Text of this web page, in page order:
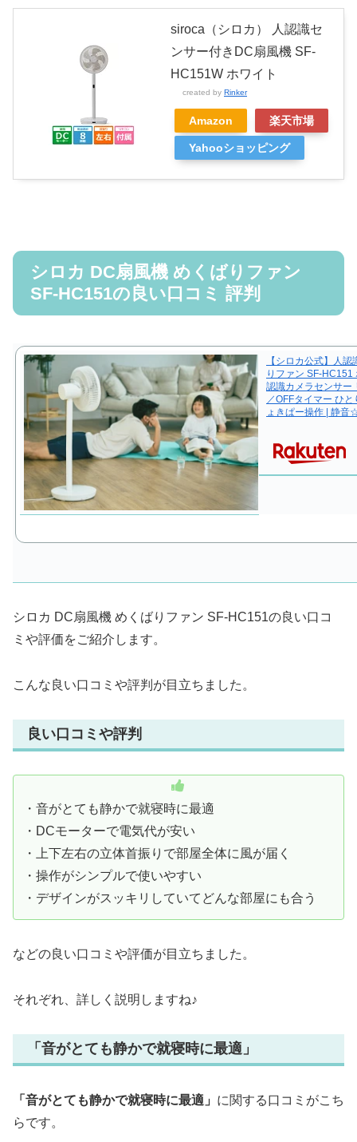
siroca（シロカ） 人認識セ
ンサー付きDC扇風機 SF-
HC151W ホワイト
created by Rinker
Amazon 楽天市場
Yahooショッピング
シロカ DC扇風機 めくばりファン
SF-HC151の良い口コミ 評判
【シロカ公式】人
りファン SF-HC151
認識カメラセンサー
／OFFタイマー ひ
ょきぱー操作 | 静音
シロカ DC扇風機 めくばりファン SF-HC151の良い口コ
ミや評価をご紹介します。
こんな良い口コミや評判が目立ちました。
良い口コミや評判
・音がとても静かで就寝時に最適
・DCモーターで電気代が安い
・上下左右の立体首振りで部屋全体に風が届く
・操作がシンプルで使いやすい
・デザインがスッキリしていてどんな部屋にも合う
などの良い口コミや評価が目立ちました。
それぞれ、詳しく説明しますね♪
「音がとても静かで就寝時に最適」
「音がとても静かで就寝時に最適」 に関する口コミがこち
らです。